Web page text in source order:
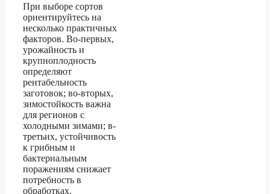
При выборе сортов
ориентируйтесь на
несколько практичных
факторов. Во-первых,
урожайность и
крупноплодность
определяют
рентабельность
заготовок; во-вторых,
зимостойкость важна
для регионов с
холодными зимами; в-
третьих, устойчивость
к грибным и
бактериальным
поражениям снижает
потребность в
обработках.